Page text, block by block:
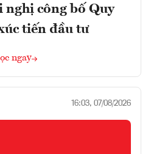
nghị công bố Quy
tiến đầu tư
ngay
16:03, 07/08/2026